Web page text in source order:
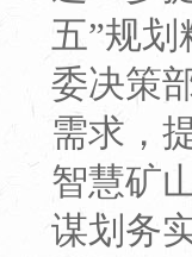
五”规
委决策
需求，
智慧矿
谋划务